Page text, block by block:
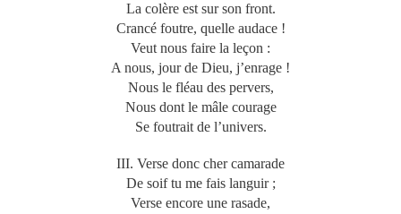
La colère est sur son front.
Crancé foutre, quelle audace !
Veut nous faire la leçon :
A nous, jour de Dieu, j’enrage !
Nous le fléau des pervers,
Nous dont le mâle courage
Se foutrait de l’univers.
III. Verse donc cher camarade
De soif tu me fais languir ;
Verse encore une rasade,